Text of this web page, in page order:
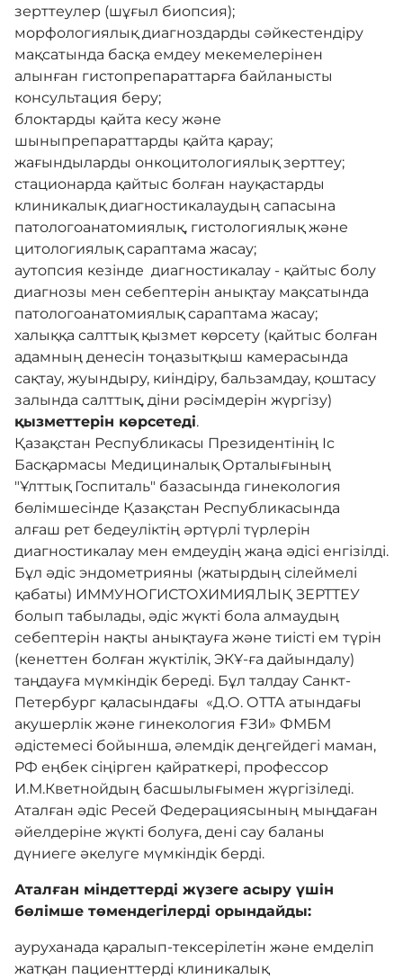
Оңалту
Комплаенс
Байланыс
Нашар көретіндерге
арналған нұсқа
зерттеулер (шұғыл биопсия);
морфологиялық диагноздарды сәйкестендіру
мақсатында басқа емдеу мекемелерінен
алынған гистопрепараттарға байланысты
консультация беру;
блоктарды қайта кесу және
шыныпрепараттарды қайта қарау;
жағындыларды онкоцитологиялық зерттеу;
стационарда қайтыс болған науқастарды
клиникалық диагностикалаудың сапасына
патологоанатомиялық, гистологиялық және
цитологиялық сараптама жасау;
аутопсия кезінде диагностикалау - қайтыс болу
диагнозы мен себептерін анықтау мақсатында
патологоанатомиялық сараптама жасау;
халыққа салттық қызмет көрсету (қайтыс болған
адамның денесін тоңазытқыш камерасында
сақтау, жуындыру, киіндіру, бальзамдау, қоштасу
залында салттық, діни рәсімдерін жүргізу)
қызметтерін көрсетеді.
Қазақстан Республикасы Президентінің Іс
Басқармасы Медициналық Орталығының
"Ұлттық Госпиталь" базасында гинекология
бөлімшесінде Қазақстан Республикасында
алғаш рет бедеуліктің әртүрлі түрлерін
диагностикалау мен емдеудің жаңа әдісі енгізілді.
Бұл әдіс эндометрияны (жатырдың сілеймелі
қабаты) ИММУНОГИСТОХИМИЯЛЫҚ ЗЕРТТЕУ
болып табылады, әдіс жүкті бола алмаудың
себептерін нақты анықтауға және тиісті ем түрін
(кенеттен болған жүктілік, ЭКҰ-ға дайындалу)
таңдауға мүмкіндік береді. Бұл талдау Санкт-
Петербург қаласындағы «Д.О. ОТТА атындағы
акушерлік және гинекология ҒЗИ» ФМБМ
әдістемесі бойынша, әлемдік деңгейдегі маман,
РФ еңбек сіңірген қайраткері, профессор
И.М.Кветнойдың басшылығымен жүргізіледі.
Аталған әдіс Ресей Федерациясының мыңдаған
әйелдеріне жүкті болуға, дені сау баланы
дүниеге әкелуге мүмкіндік берді.
Аталған міндеттерді жүзеге асыру үшін
бөлімше төмендегілерді орындайды:
ауруханада қаралып-тексерілетін және емделіп
жатқан пациенттерді клиникалық